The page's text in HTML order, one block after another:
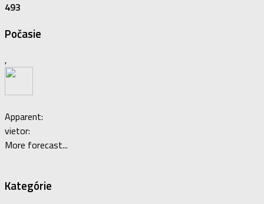
493
Počasie
,
Apparent:
vietor:
More forecast...
Kategórie